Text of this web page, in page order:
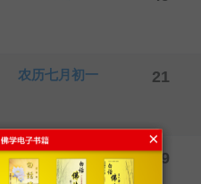
农历七月初一 21
大势至菩萨圣诞 49
×